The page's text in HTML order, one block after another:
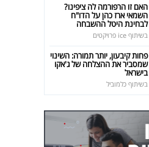
האם זו הרפורמה לה ציפינו?
השמאי ארז כהן על הדו"ח
לבחינת היטל ההשבחה
בשיתוף ice פרויקטים
פחות קיבעון, יותר תמורה: השינוי
שמסביר את ההצלחה של ג'אקו
בישראל
בשיתוף כלמוביל